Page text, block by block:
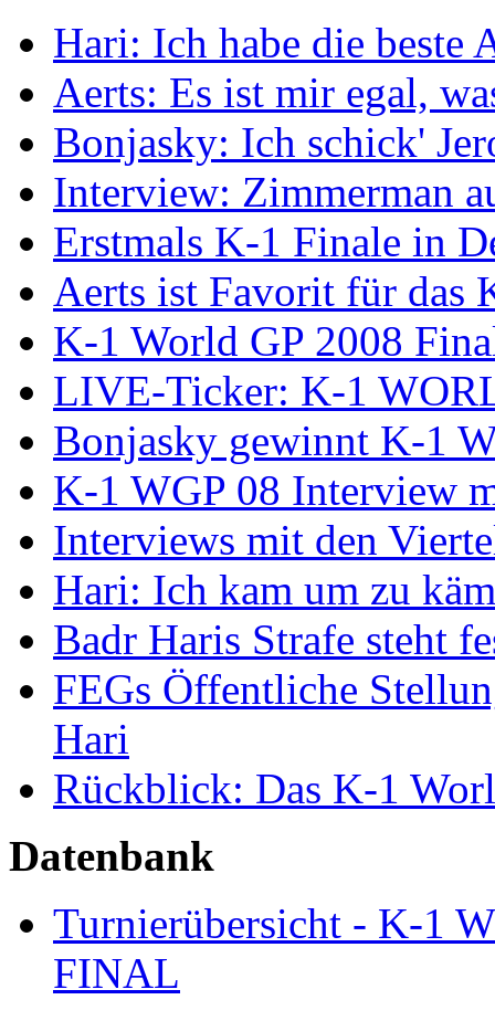
Hari: Ich habe die beste
Aerts: Es ist mir egal,
Bonjasky: Ich schick'
Interview: Zimmerman
Erstmals K-1 Finale in
Aerts ist Favorit für das
K-1 World GP 2008
LIVE-Ticker: K-1
Bonjasky gewinnt K-1
K-1 WGP 08 Interview
Interviews mit den
Hari: Ich kam um zu
Badr Haris Strafe steht
FEGs Öffentliche
Hari
Rückblick: Das K-1
Datenbank
Turnierübersicht - K-1
FINAL